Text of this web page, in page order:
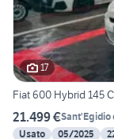
17
Fiat 600 Hybrid 145
21.499 €Sant'Egidio
Usato
05/2025